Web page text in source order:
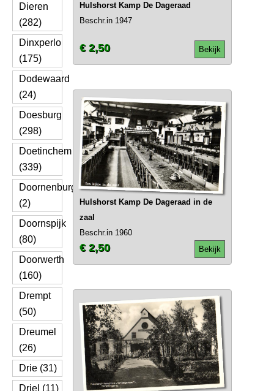
Dieren
(282)
Dinxperlo
(175)
Dodewaard
(24)
Doesburg
(298)
Doetinchem
(339)
Doornenburg
(2)
Doornspijk
(80)
Doorwerth
(160)
Drempt
(50)
Dreumel
(26)
Drie (31)
Driel (11)
Hulshorst Kamp De Dageraad
Beschr.in 1947
Bekijk
€ 2,50
Hulshorst Kamp De Dageraad in de
zaal
Beschr.in 1960
Bekijk
€ 2,50